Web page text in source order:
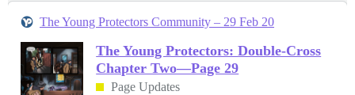
The Young Protectors Community – 29 Feb 20
The Young Protectors: Double-Cross
Chapter Two—Page 29
Page Updates